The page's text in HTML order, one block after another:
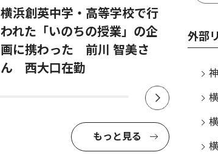
横浜創英中学・高等学校で行
われた「いのちの授業」の企
画に携わった 前川 智美さ
ん 西大口在勤
に「
もっと見る
外部